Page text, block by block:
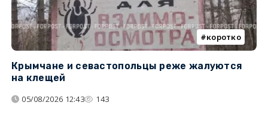
коротко
Крымчане и севастопольцы реже жалуются
на клещей
05/08/2026 12:43 143